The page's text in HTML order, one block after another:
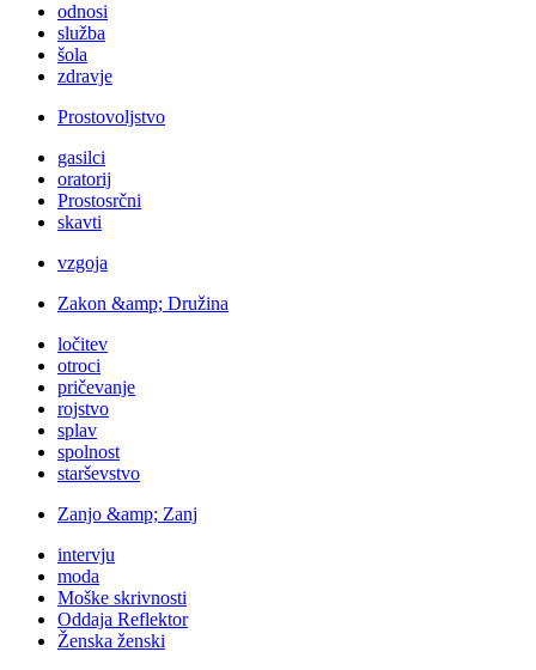
odnosi
služba
šola
zdravje
Prostovoljstvo
gasilci
oratorij
Prostosrčni
skavti
vzgoja
Zakon &amp; Družina
ločitev
otroci
pričevanje
rojstvo
splav
spolnost
starševstvo
Zanjo &amp; Zanj
intervju
moda
Moške skrivnosti
Oddaja Reflektor
Ženska ženski